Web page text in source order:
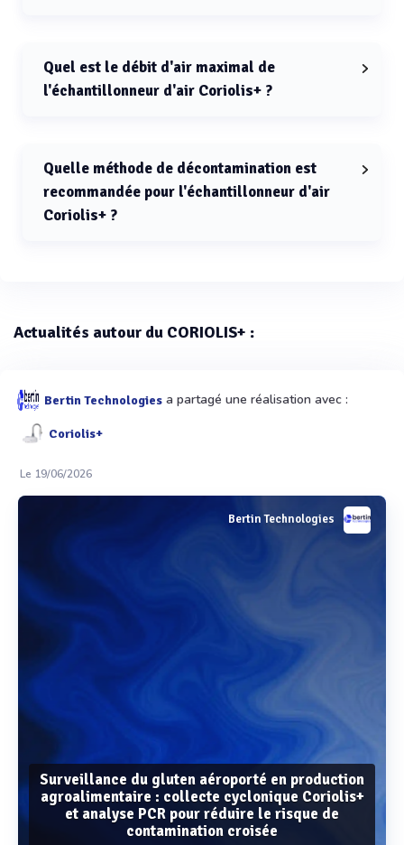
Quel est le débit d'air maximal de
l'échantillonneur d'air Coriolis+ ?
Quelle méthode de décontamination est
recommandée pour l'échantillonneur d'air
Coriolis+ ?
Actualités autour du CORIOLIS+ :
Bertin Technologies a partagé une réalisation avec :
Coriolis+
Le 19/06/2026
Bertin Technologies
Surveillance du gluten aéroporté en production
agroalimentaire : collecte cyclonique Coriolis+
et analyse PCR pour réduire le risque de
contamination croisée